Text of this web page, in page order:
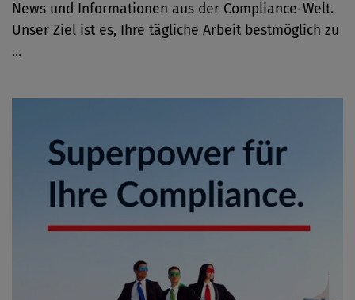
News und Informationen aus der Compliance-Welt.
Unser Ziel ist es, Ihre tägliche Arbeit bestmöglich zu
...